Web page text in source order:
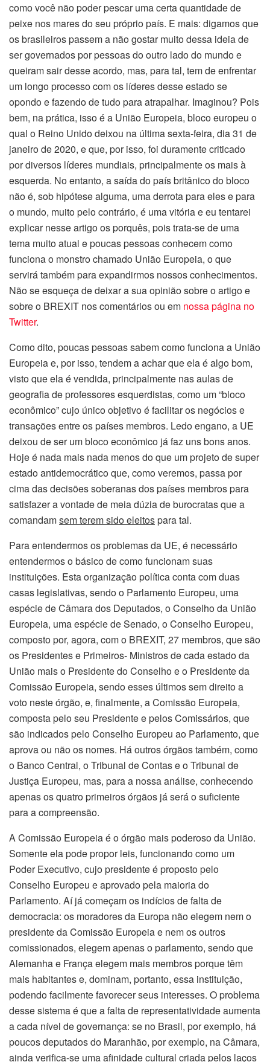
como você não poder pescar uma certa quantidade de
peixe nos mares do seu próprio país. E mais: digamos que
os brasileiros passem a não gostar muito dessa ideia de
ser governados por pessoas do outro lado do mundo e
queiram sair desse acordo, mas, para tal, tem de enfrentar
um longo processo com os líderes desse estado se
opondo e fazendo de tudo para atrapalhar. Imaginou? Pois
bem, na prática, isso é a União Europeia, bloco europeu o
qual o Reino Unido deixou na última sexta-feira, dia 31 de
janeiro de 2020, e que, por isso, foi duramente criticado
por diversos líderes mundiais, principalmente os mais à
esquerda. No entanto, a saída do país britânico do bloco
não é, sob hipótese alguma, uma derrota para eles e para
o mundo, muito pelo contrário, é uma vitória e eu tentarei
explicar nesse artigo os porquês, pois trata-se de uma
tema muito atual e poucas pessoas conhecem como
funciona o monstro chamado União Europeia, o que
servirá também para expandirmos nossos conhecimentos.
Não se esqueça de deixar a sua opinião sobre o artigo e
sobre o BREXIT nos comentários ou em nossa página no
Twitter.
Como dito, poucas pessoas sabem como funciona a União
Europeia e, por isso, tendem a achar que ela é algo bom,
visto que ela é vendida, principalmente nas aulas de
geografia de professores esquerdistas, como um “bloco
econômico” cujo único objetivo é facilitar os negócios e
transações entre os países membros. Ledo engano, a UE
deixou de ser um bloco econômico já faz uns bons anos.
Hoje é nada mais nada menos do que um projeto de super
estado antidemocrático que, como veremos, passa por
cima das decisões soberanas dos países membros para
satisfazer a vontade de meia dúzia de burocratas que a
comandamsem terem sido eleitospara tal.
Para entendermos os problemas da UE, é necessário
entendermos o básico de como funcionam suas
instituições. Esta organização política conta com duas
casas legislativas, sendo o Parlamento Europeu, uma
espécie de Câmara dos Deputados, o Conselho da União
Europeia, uma espécie de Senado, o Conselho Europeu,
composto por, agora, com o BREXIT, 27 membros, que são
os Presidentes e Primeiros- Ministros de cada estado da
União mais o Presidente do Conselho e o Presidente da
Comissão Europeia, sendo esses últimos sem direito a
voto neste órgão, e, finalmente, a Comissão Europeia,
composta pelo seu Presidente e pelos Comissários, que
são indicados pelo Conselho Europeu ao Parlamento, que
aprova ou não os nomes. Há outros órgãos também, como
o Banco Central, o Tribunal de Contas e o Tribunal de
Justiça Europeu, mas, para a nossa análise, conhecendo
apenas os quatro primeiros órgãos já será o suficiente
para a compreensão.
A Comissão Europeia é o órgão mais poderoso da União.
Somente ela pode propor leis, funcionando como um
Poder Executivo, cujo presidente é proposto pelo
Conselho Europeu e aprovado pela maioria do
Parlamento. Aí já começam os indícios de falta de
democracia: os moradores da Europa não elegem nem o
presidente da Comissão Europeia e nem os outros
comissionados, elegem apenas o parlamento, sendo que
Alemanha e França elegem mais membros porque têm
mais habitantes e, dominam, portanto, essa instituição,
podendo facilmente favorecer seus interesses. O problema
desse sistema é que a falta de representatividade aumenta
a cada nível de governança: se no Brasil, por exemplo, há
poucos deputados do Maranhão, por exemplo, na Câmara,
ainda verifica-se uma afinidade cultural criada pelos laços